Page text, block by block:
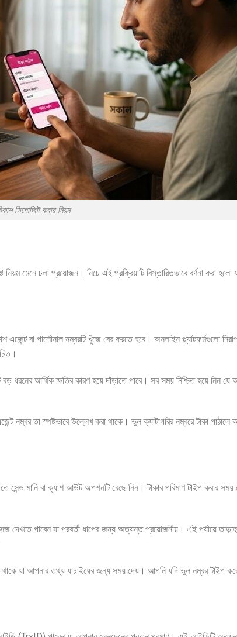
ডিপোজিট করার নিয়ম
মেনে চলা প্রয়োজন। নিচে এই প্রক্রিয়াটি বিস্তারিতভাবে বর্ণনা করা হলো
বা পার্সোনাল নম্বরটি খুঁজে বের করতে হবে। অনলাইন প্ল্যাটফর্মগুলো
ধরনের আর্থিক ক্ষতির কারণ হয়ে দাঁড়াতে পারে। সব সময় নিশ্চিত হয়ে নিন যে
নম্বর তা স্পষ্টভাবে উল্লেখ করা থাকে। ভুল ক্যাটাগরির নম্বরে টাকা
মানি বা ক্যাশ আউট অপশনটি বেছে নিন। টাকার পরিমাণ টাইপ করার সময়
দেখতে পাবেন যা পরবর্তী ধাপের জন্য অত্যন্ত প্রয়োজনীয়। এই পর্যায়ে
থাকে যা আপনার তথ্য যাচাইয়ের জন্য সময় দেয়। আপনি যদি ভুল নম্বর টাইপ